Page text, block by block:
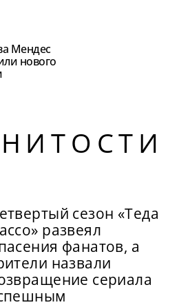
Мендес
нового
сезон «Теда
развеял
фанатов, а
назвали
сериала